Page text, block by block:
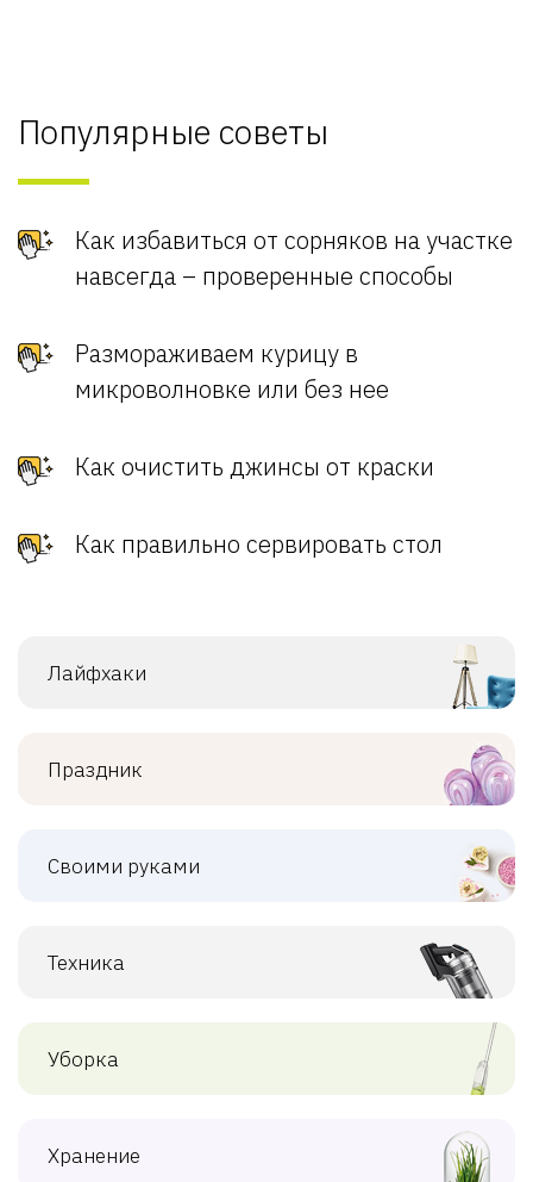
Популярные советы
Как избавиться от сорняков на участке
навсегда – проверенные способы
Размораживаем курицу в
микроволновке или без нее
Как очистить джинсы от краски
Как правильно сервировать стол
Лайфхаки
Праздник
Своими руками
Техника
Уборка
Хранение